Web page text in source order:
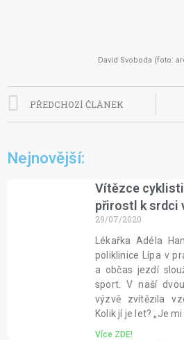
David Svoboda (foto:
PŘEDCHOZÍ ČLÁNEK
Nejnovější:
Vítězce
přirostl k srdci
29/07/2020
Lékařka Adéla
poliklinice Lípa v
a občas jezdí
sport. V naší
výzvě zvítězila
Kolik jí je let? „Je
Více ZDE!